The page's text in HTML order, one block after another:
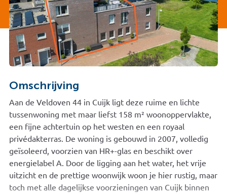
Omschrijving
Aan de Veldoven 44 in Cuijk ligt deze ruime en lichte
tussenwoning met maar liefst 158 m² woonoppervlakte,
een fijne achtertuin op het westen en een royaal
privédakterras. De woning is gebouwd in 2007, volledig
geïsoleerd, voorzien van HR+-glas en beschikt over
energielabel A. Door de ligging aan het water, het vrije
uitzicht en de prettige woonwijk woon je hier rustig, maar
toch met alle dagelijkse voorzieningen van Cuijk binnen